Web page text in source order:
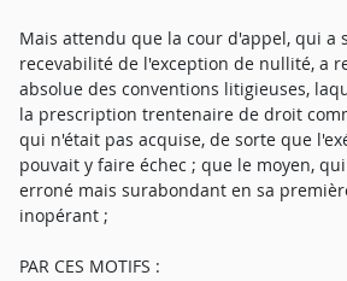
Mais attendu que la cour d'appel, qui a
recevabilité de l'exception de nullité, a
absolue des conventions litigieuses,
la prescription trentenaire de droit
qui n'était pas acquise, de sorte que
pouvait y faire échec ; que le moyen,
erroné mais surabondant en sa
inopérant ;
PAR CES MOTIFS :